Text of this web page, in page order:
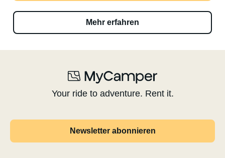
Mehr erfahren
Your ride to adventure. Rent it.
Newsletter abonnieren